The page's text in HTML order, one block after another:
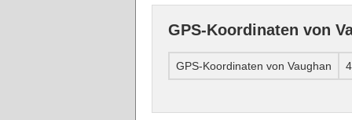
GPS-Koordinaten von
GPS-Koordinaten von Vaughan